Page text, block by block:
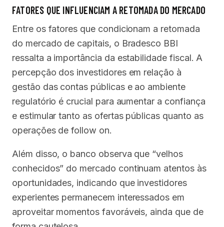
FATORES QUE INFLUENCIAM A RETOMADA DO MERCADO
Entre os fatores que condicionam a retomada
do mercado de capitais, o Bradesco BBI
ressalta a importância da estabilidade fiscal. A
percepção dos investidores em relação à
gestão das contas públicas e ao ambiente
regulatório é crucial para aumentar a confiança
e estimular tanto as ofertas públicas quanto as
operações de follow on.
Além disso, o banco observa que “velhos
conhecidos” do mercado continuam atentos às
oportunidades, indicando que investidores
experientes permanecem interessados em
aproveitar momentos favoráveis, ainda que de